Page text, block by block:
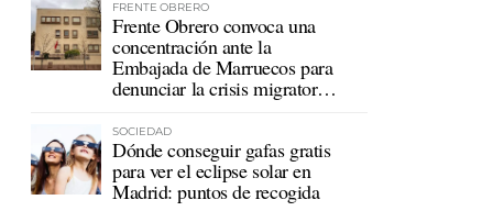
FRENTE OBRERO
Frente Obrero convoca una
concentración ante la
Embajada de Marruecos para
denunciar la crisis migratoria
SOCIEDAD
Dónde conseguir gafas gratis
para ver el eclipse solar en
Madrid: puntos de recogida